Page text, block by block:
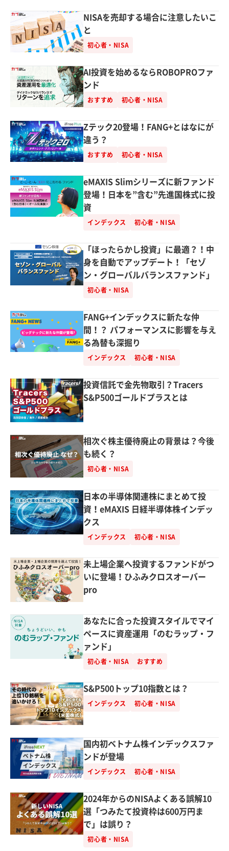
NISAを売却する場合に注意したいこ
と
初心者・NISA
AI投資を始めるならROBOPROファ
ンド
おすすめ 初心者・NISA
Zテック20登場！FANG+とはなにが
違う？
おすすめ 初心者・NISA
eMAXIS Slimシリーズに新ファンド
登場！日本を”含む”先進国株式に投
資
インデックス 初心者・NISA
「ほったらかし投資」に最適？！中
身を自動でアップデート！「セゾ
ン・グローバルバランスファンド」
初心者・NISA
FANG+インデックスに新たな仲
間！？ パフォーマンスに影響を与え
る為替も深掘り
インデックス 初心者・NISA
投資信託で金先物取引？Tracers
S&P500ゴールドプラスとは
相次ぐ株主優待廃止の背景は？今後
も続く？
初心者・NISA
日本の半導体関連株にまとめて投
資！eMAXIS 日経半導体株インデッ
クス
インデックス 初心者・NISA
未上場企業へ投資するファンドがつ
いに登場！ひふみクロスオーバー
pro
あなたに合った投資スタイルでマイ
ペースに資産運用「のむラップ・フ
ァンド」
初心者・NISA おすすめ
S&P500トップ10指数とは？
インデックス 初心者・NISA
国内初ベトナム株インデックスファ
ンドが登場
インデックス 初心者・NISA
2024年からのNISAよくある誤解10
選「つみたて投資枠は600万円ま
で」は誤り？
初心者・NISA